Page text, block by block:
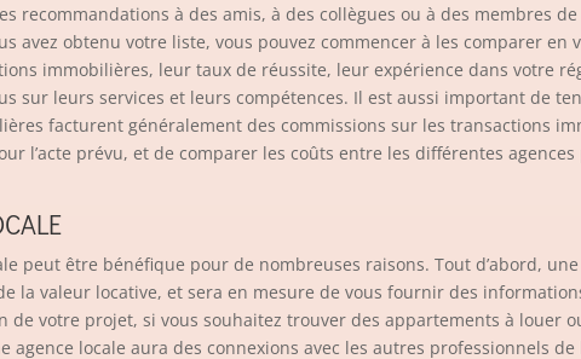
recommandations à des amis, à des collègues ou à des membres
avez obtenu votre liste, vous pouvez commencer à les comparer
immobilières, leur taux de réussite, leur expérience dans votre
sur leurs services et leurs compétences. Il est aussi important de
facturent généralement des commissions sur les transactions
l’acte prévu, et de comparer les coûts entre les différentes
peut être bénéfique pour de nombreuses raisons. Tout d’abord,
la valeur locative, et sera en mesure de vous fournir des
de votre projet, si vous souhaitez trouver des appartements à louer
locale aura des connexions avec les autres professionnels